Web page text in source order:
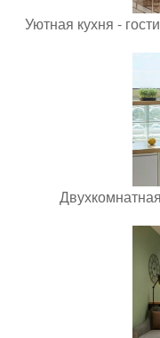
Уютная кухня -